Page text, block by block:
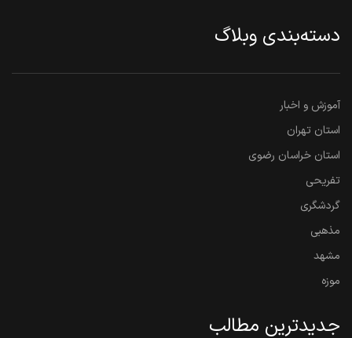
دسته‌بندی وبلاگ
آموزش و اخبار
استان تهران
استان خراسان رضوی
تفریحی
گردشگری
مذهبی
مشهد
موزه
جدیدترین مطالب